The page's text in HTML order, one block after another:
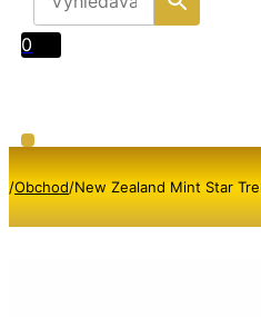
0
/Obchod/New Zealand Mint Star